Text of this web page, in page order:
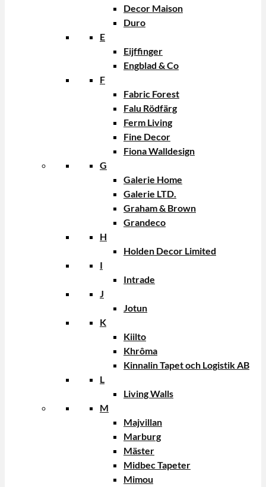
Decor Maison
Duro
E
Eijffinger
Engblad & Co
F
Fabric Forest
Falu Rödfärg
Ferm Living
Fine Decor
Fiona Walldesign
G
Galerie Home
Galerie LTD.
Graham & Brown
Grandeco
H
Holden Decor Limited
I
Intrade
J
Jotun
K
Kiilto
Khrôma
Kinnalin Tapet och Logistik AB
L
Living Walls
M
Majvillan
Marburg
Mäster
Midbec Tapeter
Mimou